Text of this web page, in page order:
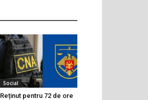
Social
Reținut pentru 72 de ore